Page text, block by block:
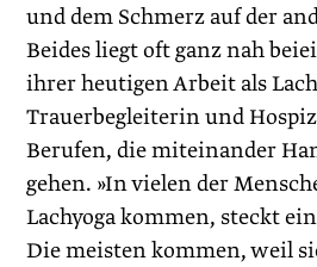
und dem Schmerz auf der
Beides liegt oft ganz nah
ihrer heutigen Arbeit als
Trauerbegleiterin und
Berufen, die miteinander
gehen. »In vielen der
Lachyoga kommen, steckt
Die meisten kommen, weil